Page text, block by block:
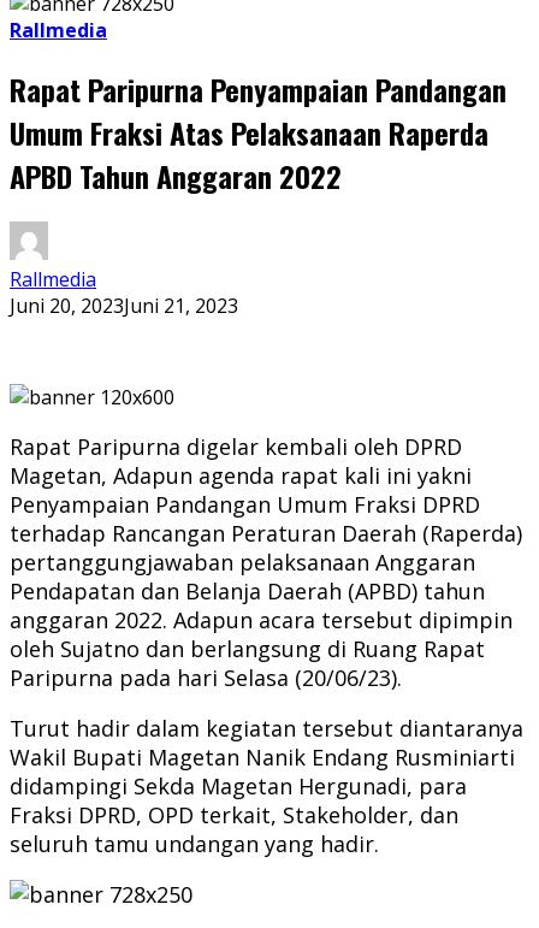
Rallmedia
Rapat Paripurna Penyampaian Pandangan
Umum Fraksi Atas Pelaksanaan Raperda
APBD Tahun Anggaran 2022
Rallmedia
Juni 20, 2023Juni 21, 2023
Rapat Paripurna digelar kembali oleh DPRD
Magetan, Adapun agenda rapat kali ini yakni
Penyampaian Pandangan Umum Fraksi DPRD
terhadap Rancangan Peraturan Daerah (Raperda)
pertanggungjawaban pelaksanaan Anggaran
Pendapatan dan Belanja Daerah (APBD) tahun
anggaran 2022. Adapun acara tersebut dipimpin
oleh Sujatno dan berlangsung di Ruang Rapat
Paripurna pada hari Selasa (20/06/23).
Turut hadir dalam kegiatan tersebut diantaranya
Wakil Bupati Magetan Nanik Endang Rusminiarti
didampingi Sekda Magetan Hergunadi, para
Fraksi DPRD, OPD terkait, Stakeholder, dan
seluruh tamu undangan yang hadir.